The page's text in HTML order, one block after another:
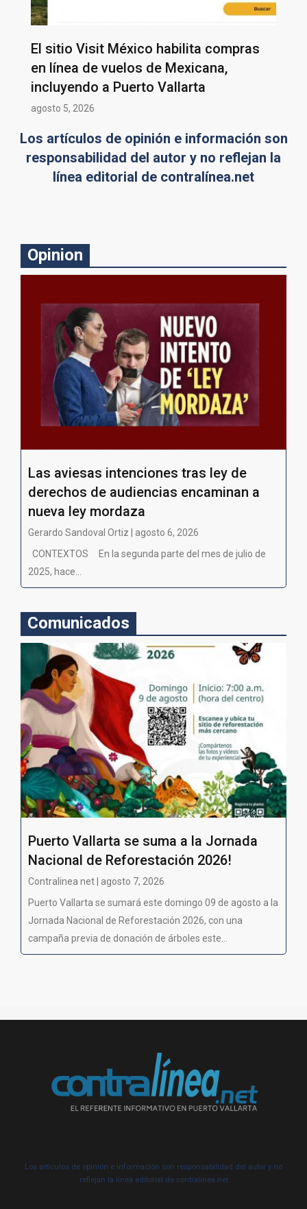
El sitio Visit México habilita compras
en línea de vuelos de Mexicana,
incluyendo a Puerto Vallarta
agosto 5, 2026
Los artículos de opinión e información son
responsabilidad del autor y no reflejan la
línea editorial de contralínea.net
Opinion
Las aviesas intenciones tras ley de
derechos de audiencias encaminan a
nueva ley mordaza
Gerardo Sandoval Ortiz | agosto 6, 2026
CONTEXTOS En la segunda parte del mes de julio de
2025, hace...
Comunicados
Puerto Vallarta se suma a la Jornada
Nacional de Reforestación 2026!
Contralinea net | agosto 7, 2026
Puerto Vallarta se sumará este domingo 09 de agosto a la
Jornada Nacional de Reforestación 2026, con una
campaña previa de donación de árboles este...
Los artículos de opinión e información son responsabilidad del autor y no
reflejan la línea editorial de contralínea.net